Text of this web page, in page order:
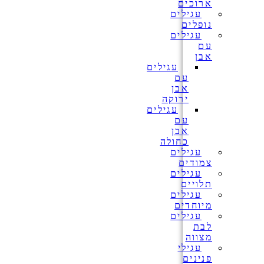
ארוכים
עגילים
נופלים
עגילים
עם
אבן
עגילים
עם
אבן
ירוקה
עגילים
עם
אבן
כחולה
עגילים
צמודים
עגילים
תלויים
עגילים
מיוחדים
עגילים
לבת
מצווה
עגילי
פנינים